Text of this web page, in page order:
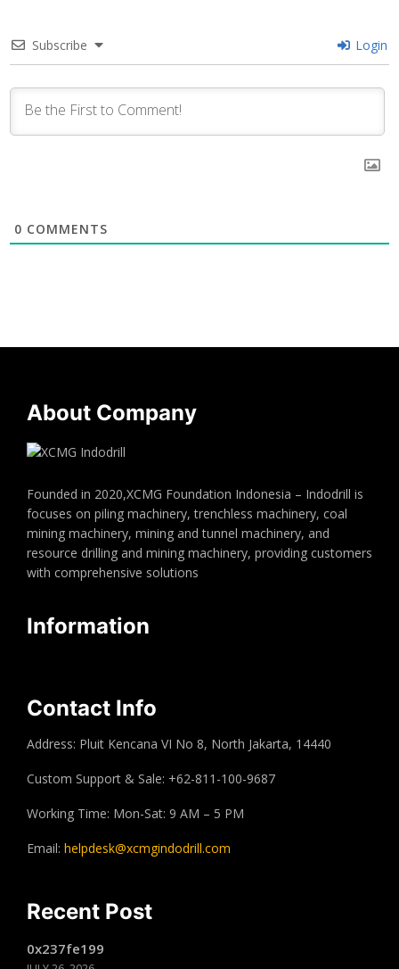
Subscribe Login
0 COMMENTS
About Company
Founded in 2020,XCMG Foundation Indonesia – Indodrill is
focuses on piling machinery, trenchless machinery, coal
mining machinery, mining and tunnel machinery, and
resource drilling and mining machinery, providing customers
with comprehensive solutions
Information
Contact Info
Address: Pluit Kencana VI No 8, North Jakarta, 14440
Custom Support & Sale: +62-811-100-9687
Working Time: Mon-Sat: 9 AM – 5 PM
Email: helpdesk@xcmgindodrill.com
Recent Post
0x237fe199